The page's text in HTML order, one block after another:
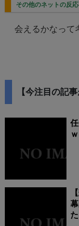
その他のネットの反
会えるかなっ
【今注目の記